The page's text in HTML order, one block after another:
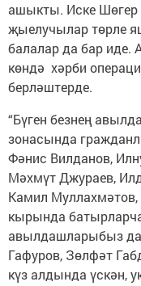
ашыкты. Иске Шөгер
җыелучылар төрле
балалар да бар иде.
көндә хәрби
берләштерде.
“Бүген безнең
зонасында
Фәнис Вилданов,
Мәхмүт Джураев,
Камил
кырында
авылдашларыбыз да
Гафуров, Зөлфәт
күз алдында үскән,